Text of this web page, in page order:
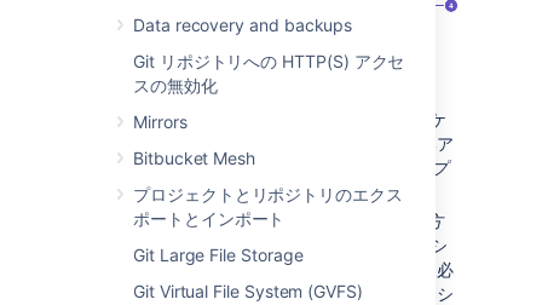
Data recovery and backups
Git リポジトリへの HTTP(S) アクセ
スの無効化
Mirrors
Bitbucket Mesh
プロジェクトとリポジトリのエクス
ポートとインポート
Git Large File Storage
Git Virtual File System (GVFS)
アプリケーション:
リンクされたアプリケ
ーションの名前とそのバージョン。外部ア
プリケーションの場合は、常に [
汎用アプ
リケーション ] と表示されます。
方向: 通信の方向。[
双方
向] のいずれかが表示されます。アトラシ
アン製品の場合は双方向通信を設定する必
要がありますが、一部の外部アプリケーシ